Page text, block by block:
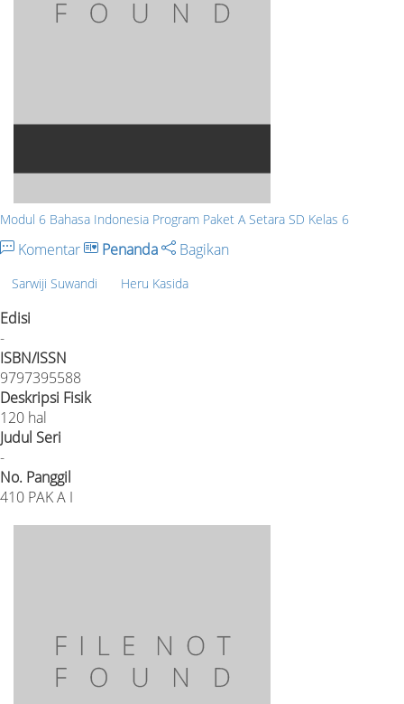
Modul 6 Bahasa Indonesia Program Paket A Setara SD Kelas 6
Komentar Penanda Bagikan
Sarwiji Suwandi Heru Kasida
Edisi
-
ISBN/ISSN
9797395588
Deskripsi Fisik
120 hal
Judul Seri
-
No. Panggil
410 PAK A I